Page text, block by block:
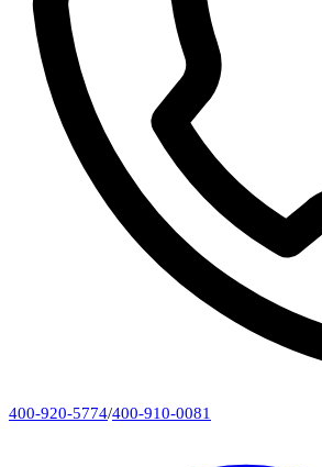
400-920-5774/400-910-0081